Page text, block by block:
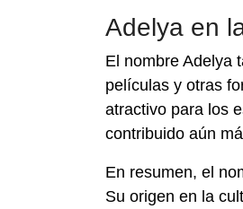
Adelya en
El nombre Adelya
películas y otras
atractivo para los
contribuido aún
En resumen, el
Su origen en la